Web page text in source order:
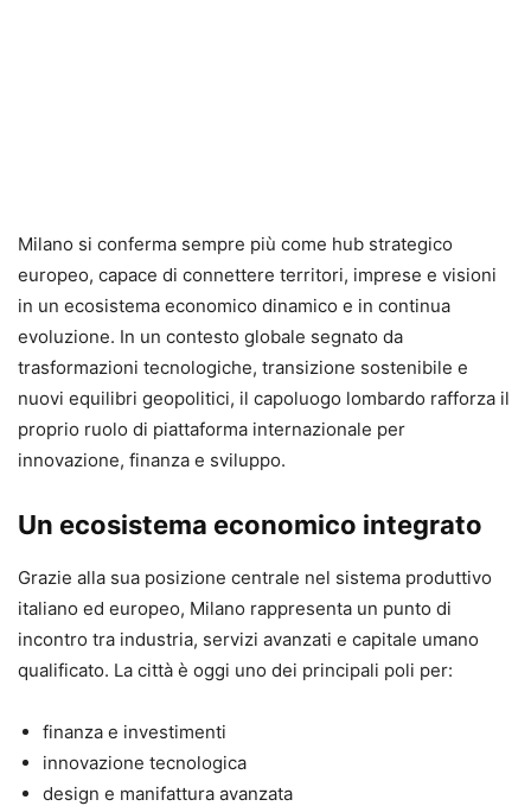
Milano si conferma sempre più come hub strategico
europeo, capace di connettere territori, imprese e visioni
in un ecosistema economico dinamico e in continua
evoluzione. In un contesto globale segnato da
trasformazioni tecnologiche, transizione sostenibile e
nuovi equilibri geopolitici, il capoluogo lombardo rafforza il
proprio ruolo di piattaforma internazionale per
innovazione, finanza e sviluppo.
Un ecosistema economico integrato
Grazie alla sua posizione centrale nel sistema produttivo
italiano ed europeo, Milano rappresenta un punto di
incontro tra industria, servizi avanzati e capitale umano
qualificato. La città è oggi uno dei principali poli per:
finanza e investimenti
innovazione tecnologica
design e manifattura avanzata